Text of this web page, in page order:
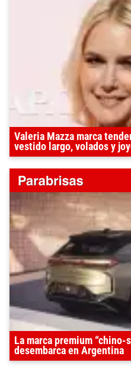
Valeria Mazza marca
vestido largo, volados y
La marca premium “chino-
desembarca en Argentina